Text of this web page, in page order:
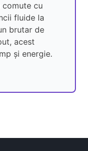
cu
fluide la
brutar de
acest
și energie.